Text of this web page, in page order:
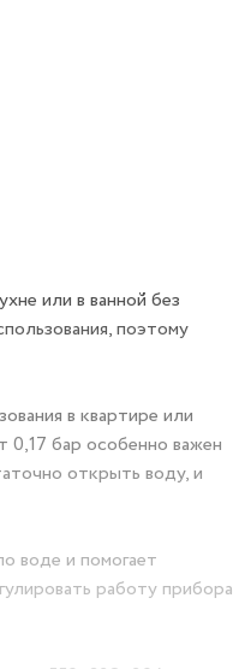
или в ванной без
поэтому
в квартире или
0,17 бар особенно важен
открыть воду, и
воде и помогает
работу прибора